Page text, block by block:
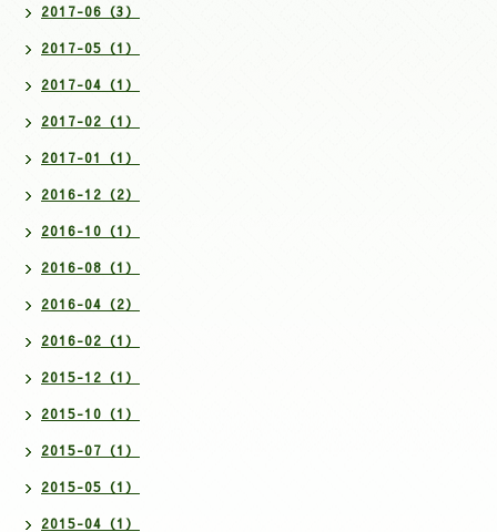
2017-06（3）
2017-05（1）
2017-04（1）
2017-02（1）
2017-01（1）
2016-12（2）
2016-10（1）
2016-08（1）
2016-04（2）
2016-02（1）
2015-12（1）
2015-10（1）
2015-07（1）
2015-05（1）
2015-04（1）